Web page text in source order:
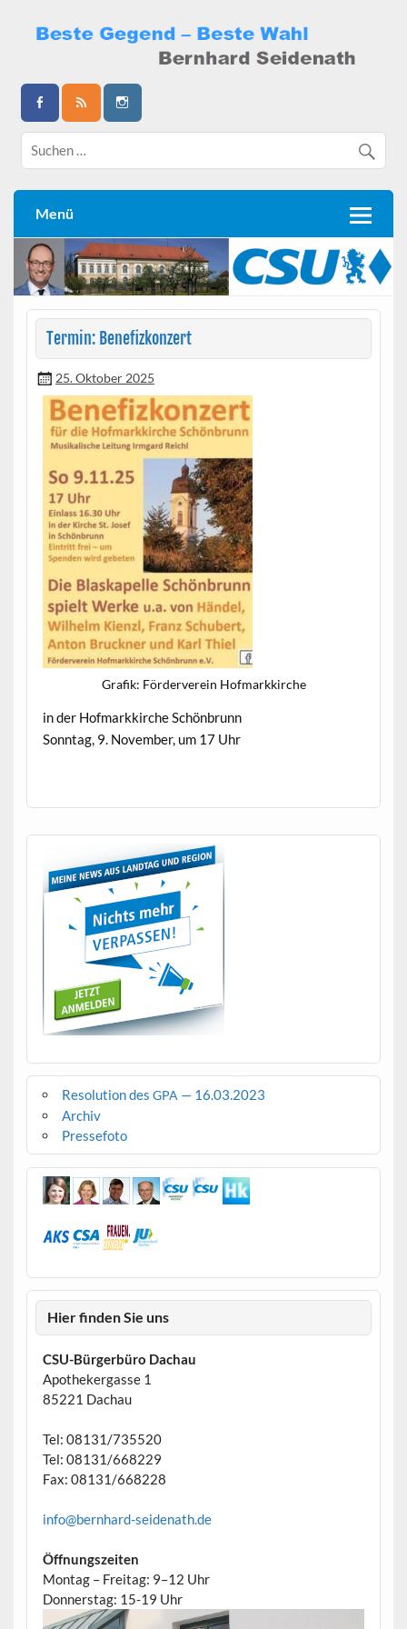
content
Bernhard Seidenath
Menü
Termin: Benefizkonzert
25. Oktober 2025
Grafik: Fördervere­in Hofmarkkirche
in der Hof­markkirche Schönbrunn
Son­ntag, 9. Novem­ber, um 17 Uhr
Resolution des GPA — 16.03.2023
Archiv
Pressefoto
Hier finden Sie uns
CSU-Bürgerbüro Dachau
Apothekergasse 1
85221 Dachau
Tel: 08131/735520
Tel: 08131/668229
Fax: 08131/668228
info@bernhard-seidenath.de
Öffnungszeiten
Montag – Freitag: 9–12 Uhr
Donnerstag: 15-19 Uhr